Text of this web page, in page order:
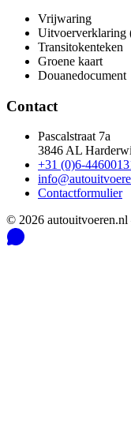
Vrijwaring
Uitvoerverklaring
Transitokenteken
Groene kaart
Douanedocument
Contact
Pascalstraat 7a
3846 AL
+31 (0)6-
Contactformulier
© 2026